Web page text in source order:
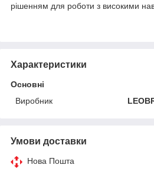
рішенням для роботи з високими
Характеристики
Основні
Виробник
Умови доставки
Нова Пошта